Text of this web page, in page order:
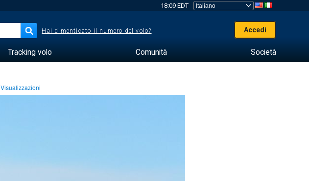
18:09 EDT
Hai dimenticato il numero del volo? Accedi
Tracking volo Comunità Società
Visualizzazioni